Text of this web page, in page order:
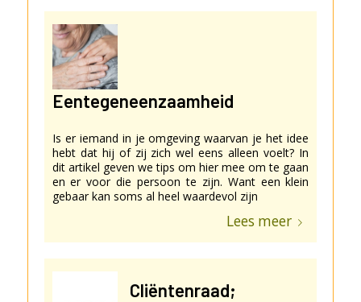
Eentegeneenzaamheid
Is er iemand in je omgeving waarvan je het idee
hebt dat hij of zij zich wel eens alleen voelt? In
dit artikel geven we tips om hier mee om te gaan
en er voor die persoon te zijn. Want een klein
gebaar kan soms al heel waardevol zijn
Lees meer
Cliëntenraad;